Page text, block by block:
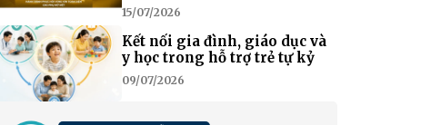
15/07/2026
Kết nối gia đình, giáo dục và
y học trong hỗ trợ trẻ tự kỷ
09/07/2026